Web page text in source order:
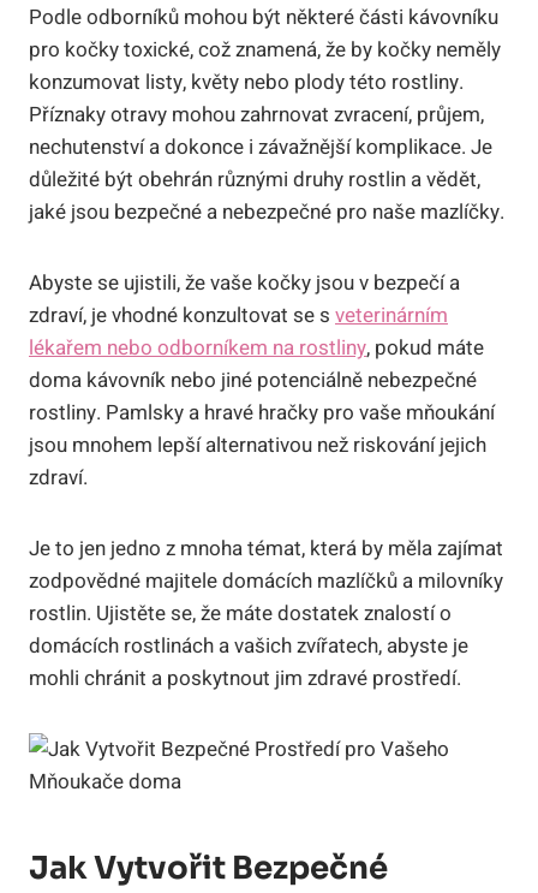
Podle odborníků mohou být některé části kávovníku
pro kočky toxické, což znamená, že by kočky neměly
konzumovat listy, květy nebo plody této rostliny.
Příznaky otravy mohou zahrnovat zvracení, průjem,
nechutenství a dokonce i závažnější komplikace. Je
důležité být obehrán různými druhy rostlin a vědět,
jaké jsou bezpečné a nebezpečné pro naše mazlíčky.
Abyste se ujistili, že vaše kočky jsou v bezpečí a
zdraví, je vhodné konzultovat se s veterinárním
lékařem nebo odborníkem na rostliny, pokud máte
doma kávovník nebo jiné potenciálně nebezpečné
rostliny. Pamlsky a hravé hračky pro vaše mňoukání
jsou mnohem lepší alternativou než riskování jejich
zdraví.
Je to jen jedno z mnoha témat, která by měla zajímat
zodpovědné majitele domácích mazlíčků a milovníky
rostlin. Ujistěte se, že máte dostatek znalostí o
domácích rostlinách a vašich zvířatech, abyste je
mohli chránit a poskytnout jim zdravé prostředí.
Jak Vytvořit Bezpečné